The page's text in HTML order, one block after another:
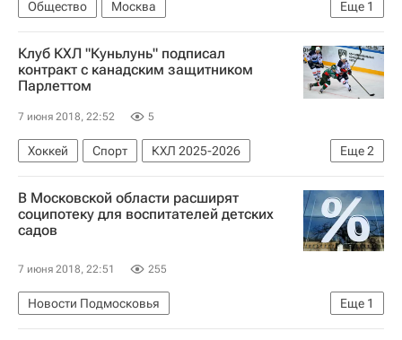
Еще 1
Общество
Москва
Московская железная дорога
Клуб КХЛ "Куньлунь" подписал
контракт с канадским защитником
Парлеттом
7 июня 2018, 22:52 5
Еще2
Хоккей Спорт
КХЛ 2025-2026
Шанхайские драконы
Блэйк Парлетт
В Московской области расширят
соципотеку для воспитателей детских
садов
7 июня 2018, 22:51 255
Еще 1
Новости Подмосковья
Московская область (Подмосковье)